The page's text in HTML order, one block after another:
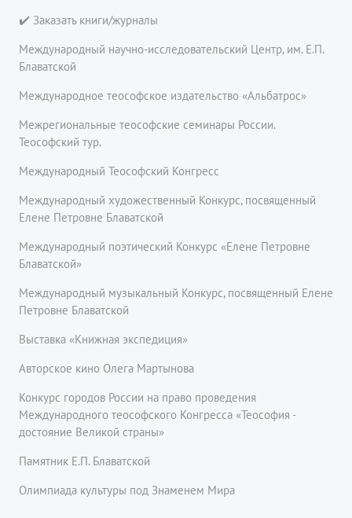
✔️ Заказать книги/журналы
Международный научно-исследовательский Центр, им. Е.П.
Блаватской
Международное теософское издательство «Альбатрос»
Межрегиональные теософские семинары России.
Теософский тур.
Международный Теософский Конгресс
Международный художественный Конкурс, посвященный
Елене Петровне Блаватской
Международный поэтический Конкурс «Елене Петровне
Блаватской»
Международный музыкальный Конкурс, посвященный Елене
Петровне Блаватской
Выставка «Книжная экспедиция»
Авторское кино Олега Мартынова
Конкурс городов России на право проведения
Международного теософского Конгресса «Теософия -
достояние Великой страны»
Памятник Е.П. Блаватской
Олимпиада культуры под Знаменем Мира